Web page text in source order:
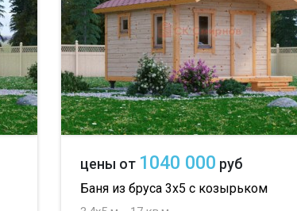
цены от 1040 000 руб
Баня из бруса 3х5 с козырьком